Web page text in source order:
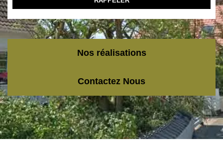
Nos réalisations
Contactez Nous